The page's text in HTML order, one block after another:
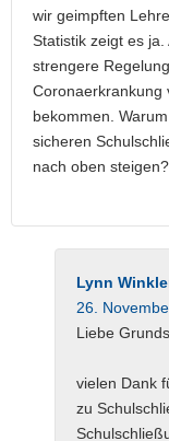
wir geimpften
Statistik zeigt es
strengere
Coronaerkrankung
bekommen.
sicheren
nach oben steigen?
Lynn
26.
Liebe
vielen Dank
zu